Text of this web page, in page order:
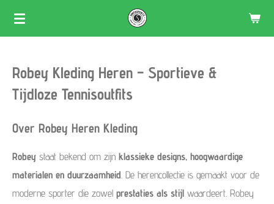
Skip
content
Robey Kleding Heren – Sportieve &
Tijdloze Tennisoutfits
Over Robey Heren Kleding
Robey staat bekend om zijn klassieke designs, hoogwaardige
materialen en duurzaamheid . De herencollectie is gemaakt voor de
moderne sporter die zowel prestaties als stijl waardeert. Robey